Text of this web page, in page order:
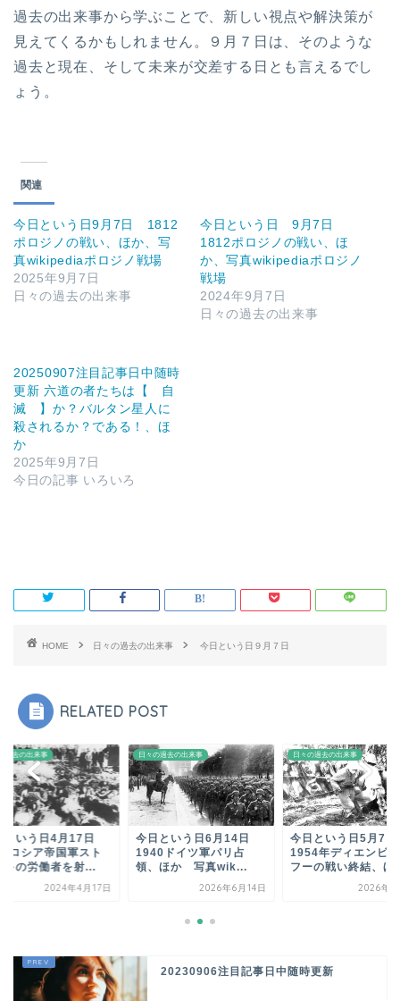
過去の出来事から学ぶことで、新しい視点や解決策が
見えてくるかもしれません。９月７日は、そのような
過去と現在、そして未来が交差する日とも言えるでし
ょう。
関連
今日という日9月7日 1812
ポロジノの戦い、ほか、写
真wikipediaポロジノ戦場
2025年9月7日
日々の過去の出来事
今日という日 9月7日
1812ポロジノの戦い、ほ
か、写真wikipediaポロジノ
戦場
2024年9月7日
日々の過去の出来事
20250907注目記事日中随時
更新 六道の者たちは【 自
滅 】か？バルタン星人に
殺されるか？である！、ほ
か
2025年9月7日
今日の記事 いろいろ
HOME 日々の過去の出来事 今日という日９月７日
RELATED POST
過去の出来事
という日4月17日
ロシア帝国軍スト
キの労働者を射...
2024年4月17日
日々の過去の出来事
今日という日6月14日
1940ドイツ軍パリ占
領、ほか 写真wik...
2026年6月14日
日々の過去の出来事
今日という日5月7
1954年ディエンビ
フーの戦い終結、ほ
2026年5
20230906注目記事日中随時更新